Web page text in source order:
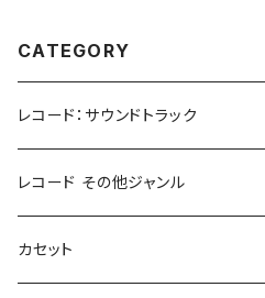
CATEGORY
レコード：サウンドトラック
ホラー/スリラー
SF
レコード その他ジャンル
Rock & Pop
カセット